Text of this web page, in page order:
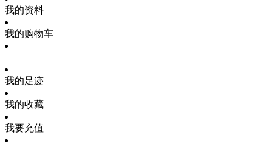
我的资料
我的购物车
我的足迹
我的收藏
我要充值